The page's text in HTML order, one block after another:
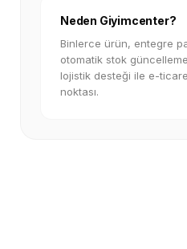
Neden Giyimcenter?
Binlerce ürün, entegre
otomatik stok
lojistik desteği ile e-
noktası.